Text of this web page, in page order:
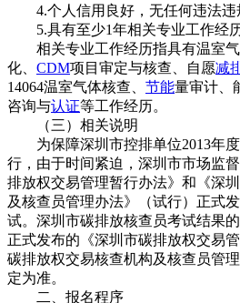
4.个人信用良好，无任何违法违
5.具有至少1年相关专业工作经历
相关专业工作经历指具有温室气
化、 CDM项目审定与核查、自愿减
14064温室气体核查、 节能量审计、
咨询与认证等工作经历。
（三）相关说明
为保障深圳市控排单位2013年度
行，由于时间紧迫，深圳市市场监
排放权交易管理暂行办法》和《深
及核查员管理办法》（试行）正式
试。深圳市碳排放核查员考试结果
正式发布的《深圳市碳排放权交易
碳排放权交易核查机构及核查员管
定为准。
二、报名程序